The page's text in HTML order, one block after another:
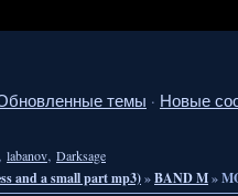
темы · Новые
labanov, Darksage
and a small part mp3)»BAND M»